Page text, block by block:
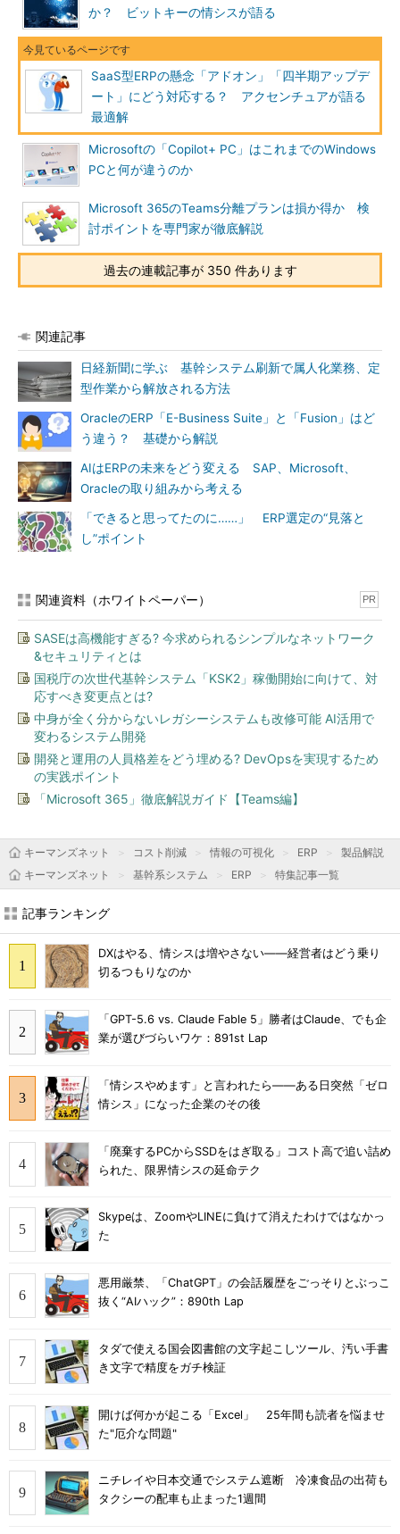
か？ ビットキーの情シスが語る
SaaS型ERPの懸念「アドオン」「四半期アップデ
ート」にどう対応する？ アクセンチュアが語る
最適解
Microsoftの「Copilot+ PC」はこれまでのWindows
PCと何が違うのか
Microsoft 365のTeams分離プランは損か得か 検
討ポイントを専門家が徹底解説
過去の連載記事が 350 件あります
関連記事
日経新聞に学ぶ 基幹システム刷新で属人化業務、定
型作業から解放される方法
OracleのERP「E-Business Suite」と「Fusion」はど
う違う？ 基礎から解説
AIはERPの未来をどう変える SAP、Microsoft、
Oracleの取り組みから考える
「できると思ってたのに……」 ERP選定の“見落と
し”ポイント
関連資料（ホワイトペーパー） PR
SASEは高機能すぎる? 今求められるシンプルなネットワーク
&セキュリティとは
国税庁の次世代基幹システム「KSK2」稼働開始に向けて、対
応すべき変更点とは?
中身が全く分からないレガシーシステムも改修可能 AI活用で
変わるシステム開発
開発と運用の人員格差をどう埋める? DevOpsを実現するため
の実践ポイント
「Microsoft 365」徹底解説ガイド【Teams編】
キーマンズネット コスト削減 情報の可視化 ERP
製品解説
キーマンズネット
基幹系システム ERP 特集記事一覧
記事ランキング
DXはやる、情シスは増やさない――経営者はどう乗り
切るつもりなのか
「GPT-5.6 vs. Claude Fable 5」勝者はClaude、でも企
業が選びづらいワケ：891st Lap
「情シスやめます」と言われたら――ある日突然「ゼロ
情シス」になった企業のその後
「廃棄するPCからSSDをはぎ取る」コスト高で追い詰め
られた、限界情シスの延命テク
Skypeは、ZoomやLINEに負けて消えたわけではなかっ
た
悪用厳禁、「ChatGPT」の会話履歴をごっそりとぶっこ
抜く“AIハック”：890th Lap
タダで使える国会図書館の文字起こしツール、汚い手書
き文字で精度をガチ検証
開けば何かが起こる「Excel」 25年間も読者を悩ませ
た"厄介な問題"
ニチレイや日本交通でシステム遮断 冷凍食品の出荷も
タクシーの配車も止まった1週間